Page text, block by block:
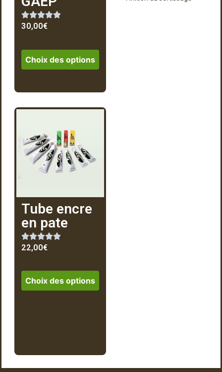
30,00€
Choix des options
Tube encre
en pate
22,00€
Choix des options